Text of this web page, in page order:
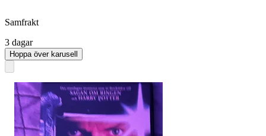
Samfrakt
3 dagar
Hoppa över karusell